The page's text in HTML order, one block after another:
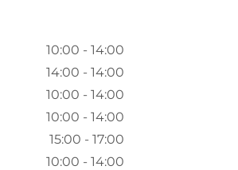
10:00 - 14:00
14:00 - 14:00
10:00 - 14:00
10:00 - 14:00
15:00 - 17:00
10:00 - 14:00